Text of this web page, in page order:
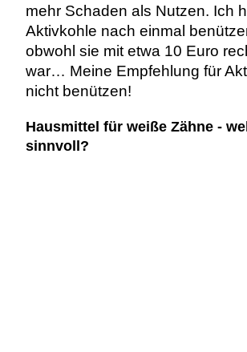
mehr Schaden als Nutzen. Ich
Aktivkohle nach einmal
obwohl sie mit etwa 10 Euro
war… Meine Empfehlung für
nicht benützen!
Hausmittel für weiße Zähne -
sinnvoll?